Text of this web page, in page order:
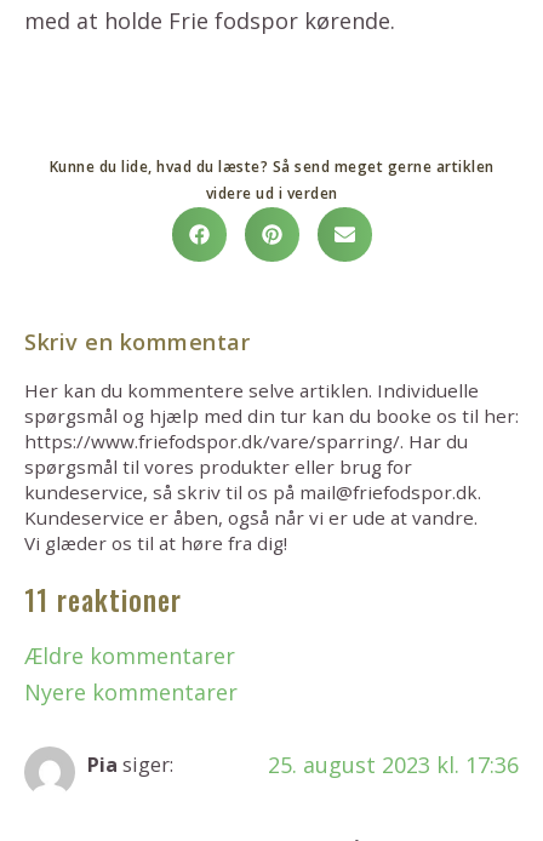
med at holde Frie fodspor kørende.
Kunne du lide, hvad du læste? Så send meget gerne artiklen
videre ud i verden
Skriv en kommentar
Her kan du kommentere selve artiklen. Individuelle
spørgsmål og hjælp med din tur kan du booke os til her:
https://www.friefodspor.dk/vare/sparring/. Har du
spørgsmål til vores produkter eller brug for
kundeservice, så skriv til os på mail@friefodspor.dk.
Kundeservice er åben, også når vi er ude at vandre.
Vi glæder os til at høre fra dig!
11 reaktioner
Ældre kommentarer
Nyere kommentarer
Pia siger: 25. august 2023 kl. 17:36